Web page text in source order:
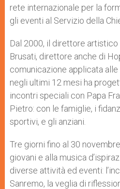
rete internazionale per la
gli eventi al Servizio della
Dal 2000, il direttore artistico
Brusati, direttore anche di
comunicazione applicata
negli ultimi 12 mesi ha
incontri speciali con Papa
Pietro: con le famiglie, i
sportivi, e gli anziani.
Tre giorni fino al 30
giovani e alla musica
diverse attività ed eventi:
Sanremo, la veglia di